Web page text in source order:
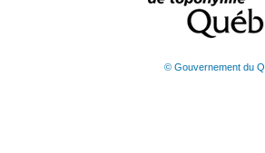
© Gouvernement du